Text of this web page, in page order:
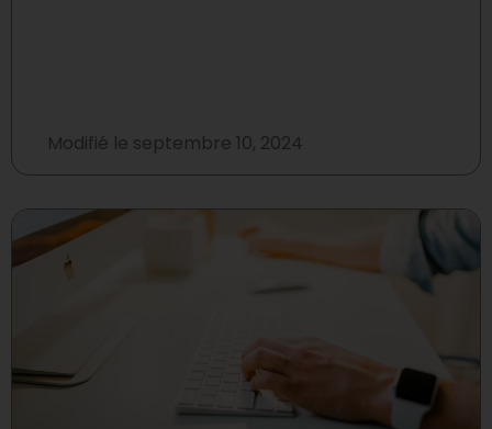
Modifié le septembre 10, 2024